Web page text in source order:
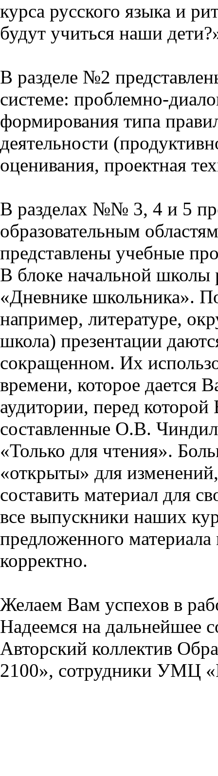
курса русского языка и
будут учиться наши
В разделе №2
системе: проблемно-
формирования типа
деятельности
оценивания, проектная
В разделах №№ 3, 4 и 5
образовательным
представлены учебные
В блоке начальной школы
«Дневнике школьника».
например, литературе,
школа) презентации
сокращенном. Их
времени, которое дается
аудитории, перед
составленные О.В.
«Только для чтения».
«открыты» для
составить материал для
все выпускники наших
предложенного
корректно.
Желаем Вам успехов в
Надеемся на дальнейшее
Авторский коллектив
2100», сотрудники УМЦ